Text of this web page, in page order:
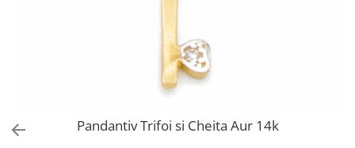
Pandantiv Trifoi si Cheita Aur 14k